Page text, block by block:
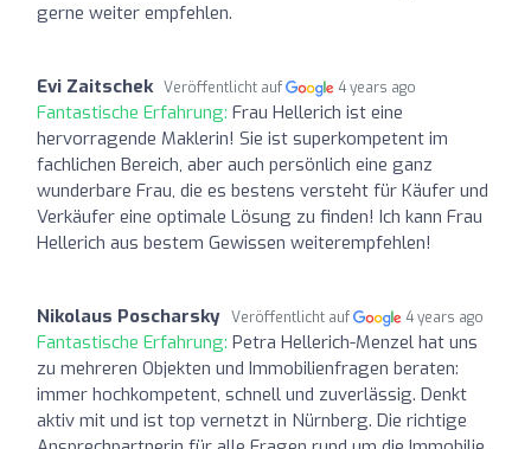
gerne weiter empfehlen.
Evi Zaitschek Veröffentlicht auf 4 years ago
Fantastische Erfahrung: Frau Hellerich ist eine
hervorragende Maklerin! Sie ist superkompetent im
fachlichen Bereich, aber auch persönlich eine ganz
wunderbare Frau, die es bestens versteht für Käufer und
Verkäufer eine optimale Lösung zu finden! Ich kann Frau
Hellerich aus bestem Gewissen weiterempfehlen!
Nikolaus Poscharsky Veröffentlicht auf 4 years ago
Fantastische Erfahrung: Petra Hellerich-Menzel hat uns
zu mehreren Objekten und Immobilienfragen beraten:
immer hochkompetent, schnell und zuverlässig. Denkt
aktiv mit und ist top vernetzt in Nürnberg. Die richtige